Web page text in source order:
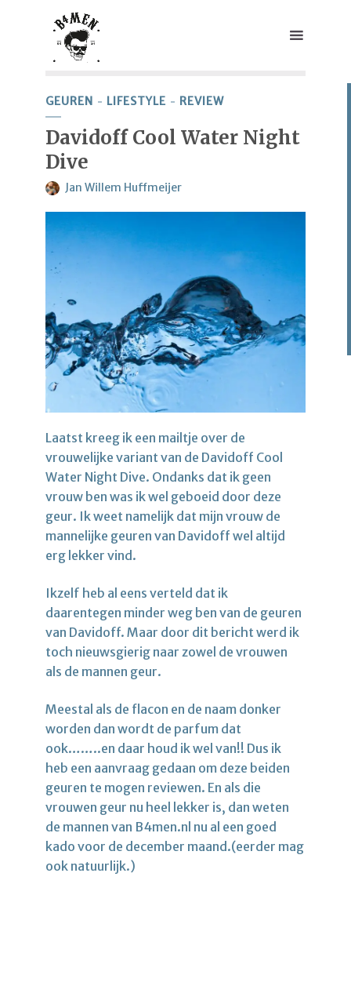
GEUREN LIFESTYLE REVIEW
Davidoff Cool Water Night
Dive
Jan Willem Huffmeijer
Laatst kreeg ik een mailtje over de
vrouwelijke variant van de Davidoff Cool
Water Night Dive. Ondanks dat ik geen
vrouw ben was ik wel geboeid door deze
geur. Ik weet namelijk dat mijn vrouw de
mannelijke geuren van Davidoff wel altijd
erg lekker vind.
Ikzelf heb al eens verteld dat ik
daarentegen minder weg ben van de geuren
van Davidoff. Maar door dit bericht werd ik
toch nieuwsgierig naar zowel de vrouwen
als de mannen geur.
Meestal als de flacon en de naam donker
worden dan wordt de parfum dat
ook……..en daar houd ik wel van!! Dus ik
heb een aanvraag gedaan om deze beiden
geuren te mogen reviewen. En als die
vrouwen geur nu heel lekker is, dan weten
de mannen van B4men.nl nu al een goed
kado voor de december maand.(eerder mag
ook natuurlijk.)